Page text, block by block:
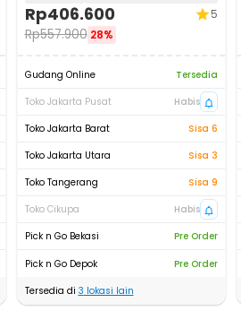
Rp406.600
Rp557.900 28%
5
Gudang Online
Tersedia
Toko Jakarta Pusat
Habis
Toko Jakarta Barat
Sisa 6
Toko Jakarta Utara
Sisa 3
Toko Tangerang
Sisa 9
Toko Cikupa
Habis
Pick n Go Bekasi
Pre Order
Pick n Go Depok
Pre Order
Tersedia di 3 lokasi lain